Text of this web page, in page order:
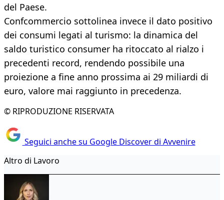
del Paese.
Confcommercio sottolinea invece il dato positivo
dei consumi legati al turismo: la dinamica del
saldo turistico consumer ha ritoccato al rialzo i
precedenti record, rendendo possibile una
proiezione a fine anno prossima ai 29 miliardi di
euro, valore mai raggiunto in precedenza.
© RIPRODUZIONE RISERVATA
Seguici anche su Google Discover di Avvenire
Altro di Lavoro